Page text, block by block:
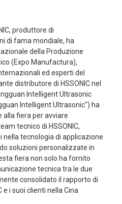
produttore di
di fama mondiale, ha
della Produzione
(Expo Manufactura),
ed esperti del
distributore di HSSONIC nel
Intelligent Ultrasonic
Intelligent Ultrasonic") ha
alla fiera per avviare
tecnico di HSSONIC,
nella tecnologia di applicazione
soluzioni personalizzate in
fiera non solo ha fornito
tecnica tra le due
consolidato il rapporto di
e i suoi clienti nella Cina